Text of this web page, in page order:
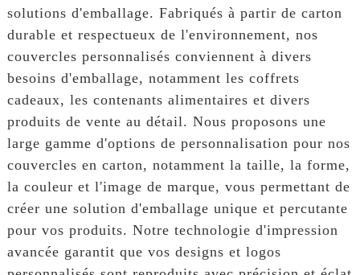
solutions d'emballage. Fabriqués à partir de carton
durable et respectueux de l'environnement, nos
couvercles personnalisés conviennent à divers
besoins d'emballage, notamment les coffrets
cadeaux, les contenants alimentaires et divers
produits de vente au détail. Nous proposons une
large gamme d'options de personnalisation pour nos
couvercles en carton, notamment la taille, la forme,
la couleur et l'image de marque, vous permettant de
créer une solution d'emballage unique et percutante
pour vos produits. Notre technologie d'impression
avancée garantit que vos designs et logos